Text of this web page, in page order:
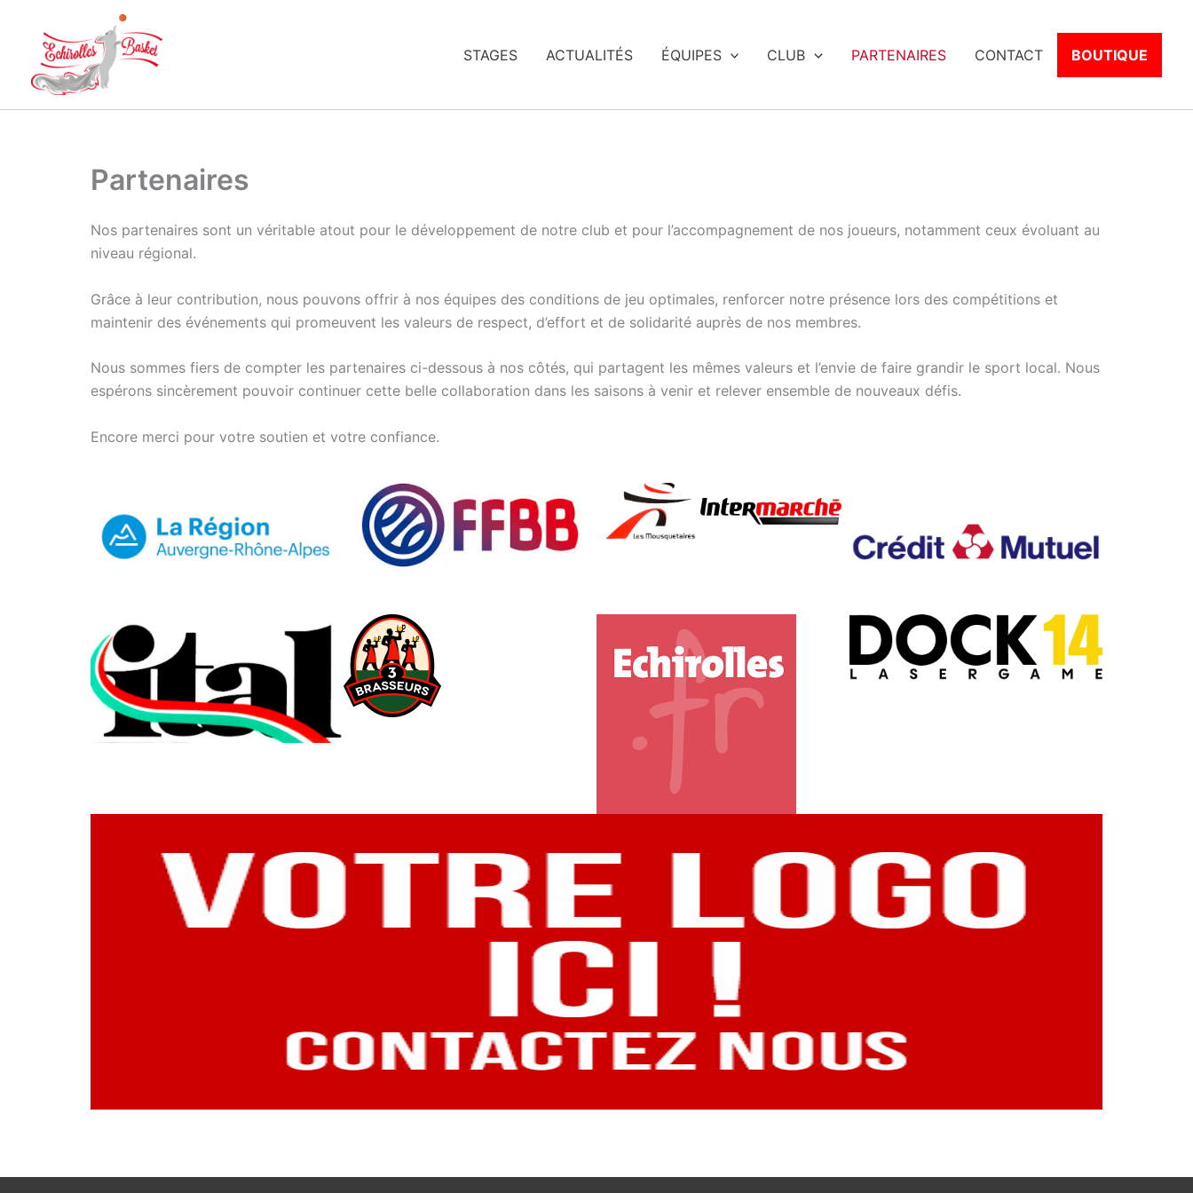
contenu
STAGES ACTUALITÉS ÉQUIPES CLUB PARTENAIRES CONTACT BOUTIQUE
Partenaires
Nos partenaires sont un véritable atout pour le développement de notre club et pour l’accompagnement de nos joueurs, notamment ceux évoluant au
niveau régional.
Grâce à leur contribution, nous pouvons offrir à nos équipes des conditions de jeu optimales, renforcer notre présence lors des compétitions et
maintenir des événements qui promeuvent les valeurs de respect, d’effort et de solidarité auprès de nos membres.
Nous sommes fiers de compter les partenaires ci-dessous à nos côtés, qui partagent les mêmes valeurs et l’envie de faire grandir le sport local. Nous
espérons sincèrement pouvoir continuer cette belle collaboration dans les saisons à venir et relever ensemble de nouveaux défis.
Encore merci pour votre soutien et votre confiance.